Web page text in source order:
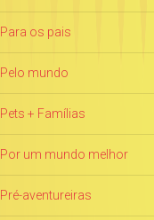
Para os pais
Pelo mundo
Pets + Famílias
Por um mundo melhor
Pré-aventureiras